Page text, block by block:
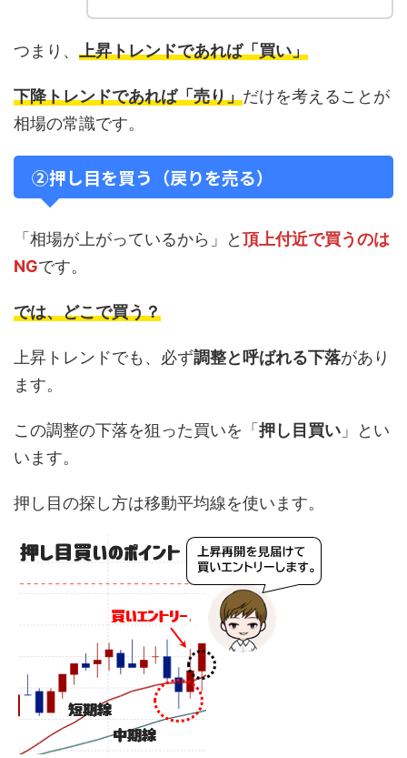
つまり、 上昇トレンドであれば「買い」
下降トレンドであれば「売り」だけを考えることが
相場の常識です。
②押し目を買う（戻りを売る）
「相場が上がっているから」と頂上付近で買うのは
NGです。
では、どこで買う？
上昇トレンドでも、必ず調整と呼ばれる下落があり
ます。
この調整の下落を狙った買いを「 押し目買い 」とい
います。
押し目の探し方は移動平均線を使います。